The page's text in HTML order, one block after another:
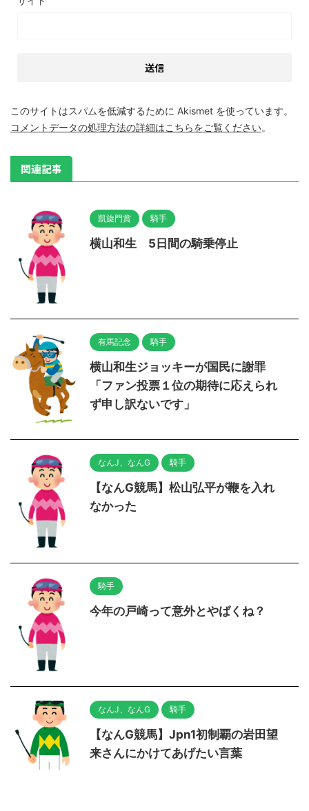
このサイトはスパムを低減するために Akismet を使っています。
コメントデータの処理方法の詳細はこちらをご覧ください。
関連記事
凱旋門賞 騎手
横山和生 5日間の騎乗停止
有馬記念 騎手
横山和生ジョッキーが国民に謝罪
「ファン投票１位の期待に応えられ
ず申し訳ないです」
なんJ、なんG 騎手
【なんG競馬】松山弘平が鞭を入れ
なかった
騎手
今年の戸崎って意外とやばくね？
なんJ、なんG 騎手
【なんG競馬】Jpn1初制覇の岩田望
来さんにかけてあげたい言葉